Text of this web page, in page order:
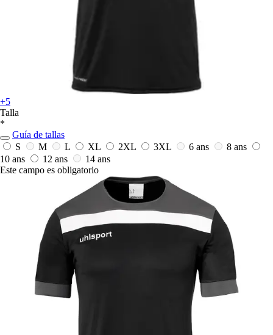
+5
Talla
*
Guía de tallas
S
M L XL 2XL 3XL 6 ans
8 ans
10 ans
12 ans
14 ans
Este campo es obligatorio